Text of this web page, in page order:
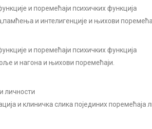
и поремећаји психичких функција
и интелигенције и њихови
и поремећаји психичких функција
и нагона и њихови поремећаји.
личности
и клиничка слика појединих поремећаја